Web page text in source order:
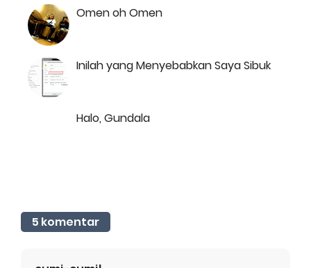
Omen oh Omen
Inilah yang Menyebabkan Saya Sibuk
Halo, Gundala
5 komentar